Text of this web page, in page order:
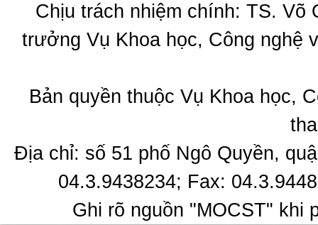
Chịu trách nhiệm chính: TS.
trưởng Vụ Khoa học, Công nghệ
Bản quyền thuộc Vụ Khoa học,
Địa chỉ: số 51 phố Ngô Quyền,
04.3.9438234; Fax:
Ghi rõ nguồn "MOCST" khi